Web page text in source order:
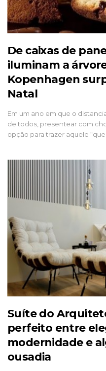
De caixas de
iluminam a
Kopenhagen
Natal
Em um ano em que o
de todos, presentear com
opção para trazer aquele
Suíte do
perfeito entre
modernidade e
ousadia